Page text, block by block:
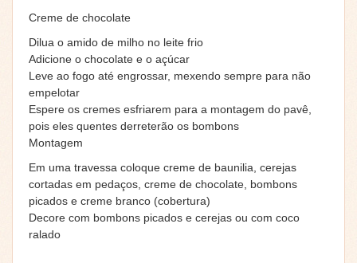
Creme de chocolate
Dilua o amido de milho no leite frio
Adicione o chocolate e o açúcar
Leve ao fogo até engrossar, mexendo sempre para não
empelotar
Espere os cremes esfriarem para a montagem do pavê,
pois eles quentes derreterão os bombons
Montagem
Em uma travessa coloque creme de baunilia, cerejas
cortadas em pedaços, creme de chocolate, bombons
picados e creme branco (cobertura)
Decore com bombons picados e cerejas ou com coco
ralado